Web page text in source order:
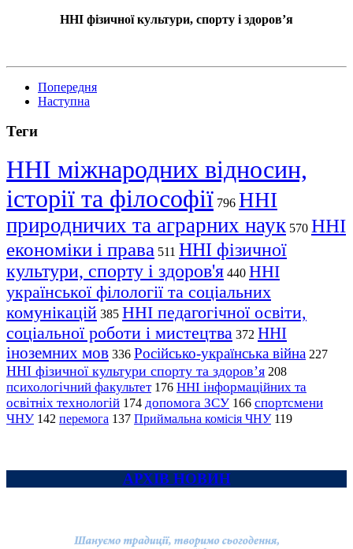
ННІ фізичної культури, спорту і здоров’я
Попередня
Наступна
Теги
ННІ міжнародних відносин,
історії та філософії 796 ННІ
природничих та аграрних наук 570 ННІ
економіки і права 511 ННІ фізичної
культури, спорту і здоров'я 440 ННІ
української філології та соціальних
комунікацій 385 ННІ педагогічної освіти,
соціальної роботи і мистецтва 372 ННІ
іноземних мов 336 Російсько-українська війна 227
ННІ фізичної культури спорту та здоров’я 208
психологічний факультет 176 ННІ інформаційних та
освітніх технологій 174 допомога ЗСУ 166 спортсмени
ЧНУ 142 перемога 137 Приймальна комісія ЧНУ 119
АРХІВ НОВИН